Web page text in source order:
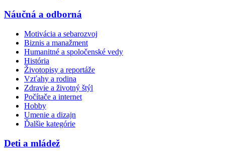
Náučná a odborná
Motivácia a sebarozvoj
Biznis a manažment
Humanitné a spoločenské vedy
História
Životopisy a reportáže
Vzťahy a rodina
Zdravie a životný štýl
Počítače a internet
Hobby
Umenie a dizajn
Ďalšie kategórie
Deti a mládež